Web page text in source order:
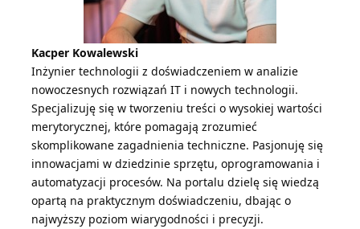
Kacper Kowalewski
Inżynier technologii z doświadczeniem w analizie
nowoczesnych rozwiązań IT i nowych technologii.
Specjalizuję się w tworzeniu treści o wysokiej wartości
merytorycznej, które pomagają zrozumieć
skomplikowane zagadnienia techniczne. Pasjonuję się
innowacjami w dziedzinie sprzętu, oprogramowania i
automatyzacji procesów. Na portalu dzielę się wiedzą
opartą na praktycznym doświadczeniu, dbając o
najwyższy poziom wiarygodności i precyzji.